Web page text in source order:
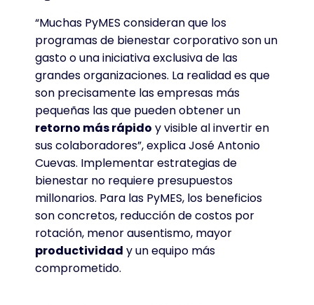
“Muchas PyMES consideran que los
programas de bienestar corporativo son un
gasto o una iniciativa exclusiva de las
grandes organizaciones. La realidad es que
son precisamente las empresas más
pequeñas las que pueden obtener un
retorno más rápido y visible al invertir en
sus colaboradores”, explica José Antonio
Cuevas. Implementar estrategias de
bienestar no requiere presupuestos
millonarios. Para las PyMES, los beneficios
son concretos, reducción de costos por
rotación, menor ausentismo, mayor
productividad y un equipo más
comprometido.